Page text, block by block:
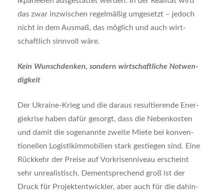
das zwar inzwi­schen regel­mä­ßig umge­setzt – jedoch
nicht in dem Aus­maß, das mög­lich und auch wirt­
schaft­lich sinn­voll wäre.
Kein Wunsch­den­ken, son­dern wirt­schaft­li­che Not­wen­
dig­keit
Der Ukrai­ne-Krieg und die dar­aus resul­tie­ren­de Ener­
gie­kri­se haben dafür gesorgt, dass die Neben­kos­ten
und damit die soge­nann­te zwei­te Mie­te bei kon­ven­
tio­nel­len Logis­tik­im­mo­bi­li­en stark gestie­gen sind. Eine
Rück­kehr der Prei­se auf Vor­kri­sen­ni­veau erscheint
sehr unrea­lis­tisch. Dem­entspre­chend groß ist der
Druck für Pro­jekt­ent­wick­ler, aber auch für die dahin­